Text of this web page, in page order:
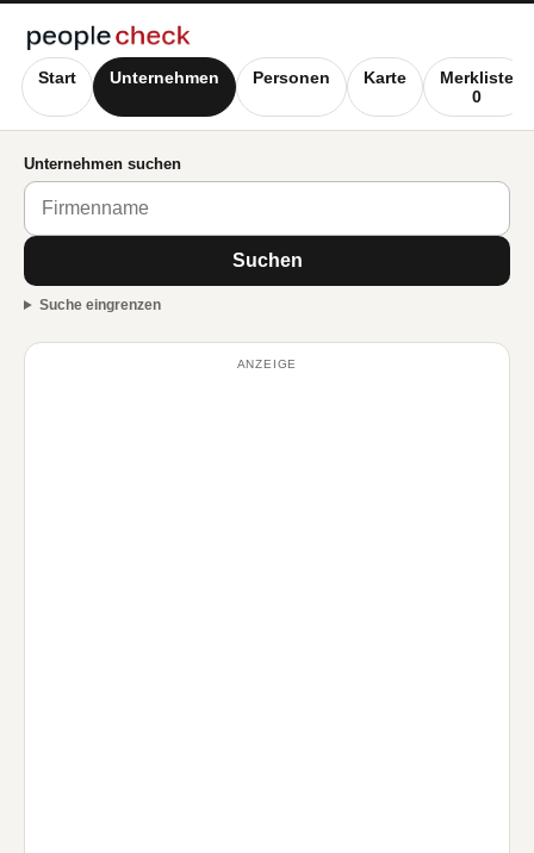
Start Unternehmen Personen Karte
Merkliste
0
Unternehmen suchen
Suchen
Suche eingrenzen
ANZEIGE